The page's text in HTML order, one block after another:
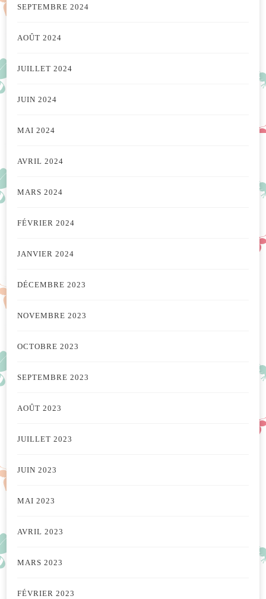
SEPTEMBRE 2024
AOÛT 2024
JUILLET 2024
JUIN 2024
MAI 2024
AVRIL 2024
MARS 2024
FÉVRIER 2024
JANVIER 2024
DÉCEMBRE 2023
NOVEMBRE 2023
OCTOBRE 2023
SEPTEMBRE 2023
AOÛT 2023
JUILLET 2023
JUIN 2023
MAI 2023
AVRIL 2023
MARS 2023
FÉVRIER 2023